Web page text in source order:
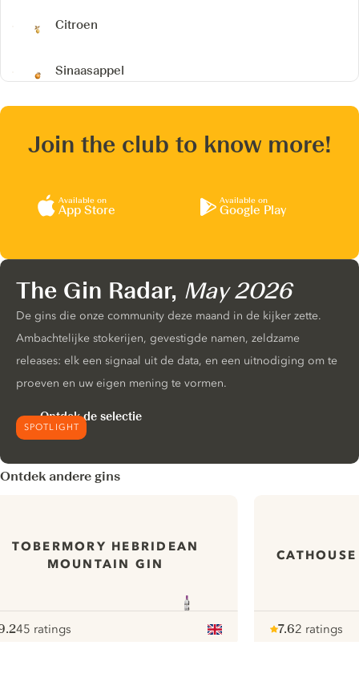
Citroen
Sinaasappel
Join the club to know more!
Available on
App Store
Available on
Google Play
SPOTLIGHT
The Gin Radar, May 2026
De gins die onze community deze maand in de kijker zette.
Ambachtelijke stokerijen, gevestigde namen, zeldzame
releases: elk een signaal uit de data, en een uitnodiging om te
proeven en uw eigen mening te vormen.
Ontdek de selectie
Ontdek andere gins
TOBERMORY HEBRIDEAN
MOUNTAIN GIN
45 ratings
7.62 ratings